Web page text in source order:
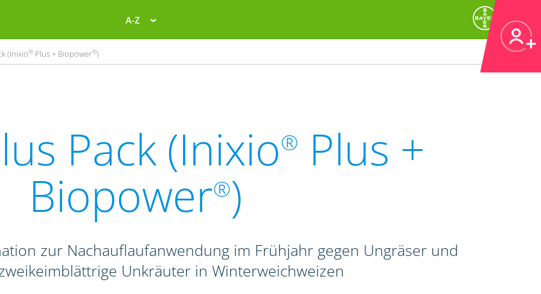
A-Z
(Inixio® Plus + Biopower®)
Pack (Inixio® Plus +
Biopower®)
zur Nachauflaufanwendung im Frühjahr gegen Ungräser und
Unkräuter in Winterweichweizen